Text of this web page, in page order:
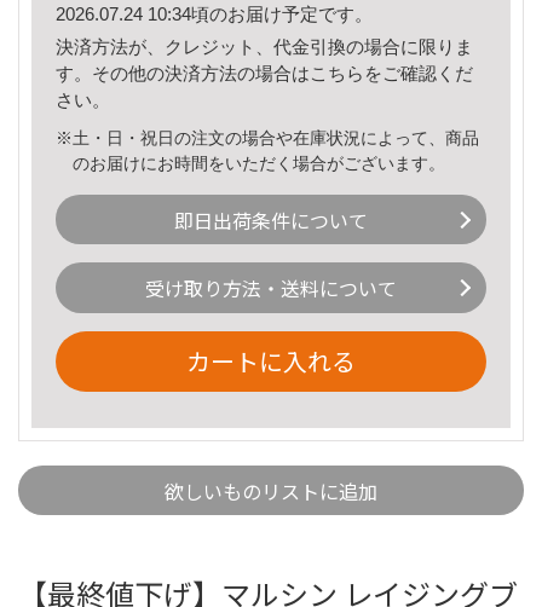
2026.07.24 10:34頃のお届け予定です。
決済方法が、クレジット、代金引換の場合に限りま
す。その他の決済方法の場合はこちら をご確認くだ
さい。
※土・日・祝日の注文の場合や在庫状況によって、商品
のお届けにお時間をいただく場合がございます。
即日出荷条件について
受け取り方法・送料について
カートに入れる
欲しいものリストに追加
【最終値下げ】マルシン レイジングブ